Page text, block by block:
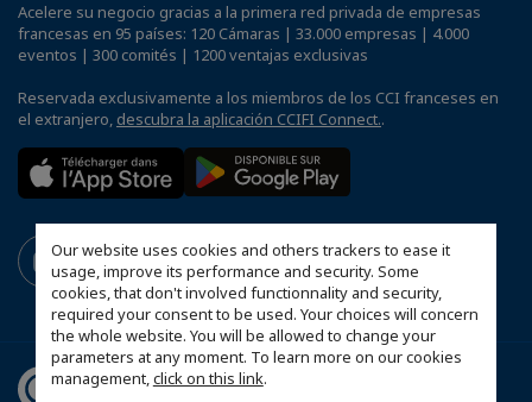
Our website uses cookies and others trackers to ease it
usage, improve its performance and security. Some
cookies, that don't involved functionnality and security,
required your consent to be used. Your choices will concern
the whole website. You will be allowed to change your
parameters at any moment. To learn more on our cookies
management,click on this link.
Acelere su negocio gracias a la primera red privada de empresas
francesas en 95 países: 120 Cámaras | 33.000 empresas | 4.000
eventos | 300 comités | 1200 ventajas exclusivas
Reservada exclusivamente a los miembros de los CCI franceses en
el extranjero, descubra la aplicación CCIFI Connect..